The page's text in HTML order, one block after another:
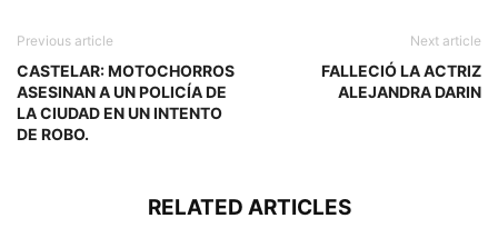
Previous article
CASTELAR: MOTOCHORROS
ASESINAN A UN POLICÍA DE
LA CIUDAD EN UN INTENTO
DE ROBO.
Next article
FALLECIÓ LA ACTRIZ
ALEJANDRA DARIN
RELATED ARTICLES